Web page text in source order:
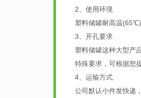
2、使用环境
塑料储罐耐高温
3、开孔要求
塑料储罐这种大型产
特殊要求，可根据您
4、运输方式
公司默认小件发快递